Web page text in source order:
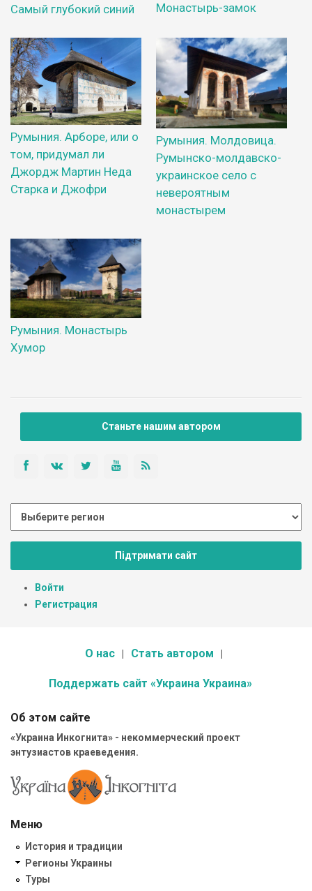
Самый глубокий синий
Монастырь-замок
Румыния. Арборе, или о
том, придумал ли
Джордж Мартин Неда
Старка и Джофри
Румыния. Молдовица.
Румынско-молдавско-
украинское село с
невероятным
монастырем
Румыния. Монастырь
Хумор
Станьте нашим автором
Підтримати сайт
Войти
Регистрация
О нас Стать автором
Поддержать сайт «Украина Украина»
Об этом сайте
«Украина Инкогнита» - некоммерческий проект
энтузиастов краеведения.
Меню
История и традиции
Регионы Украины
Туры